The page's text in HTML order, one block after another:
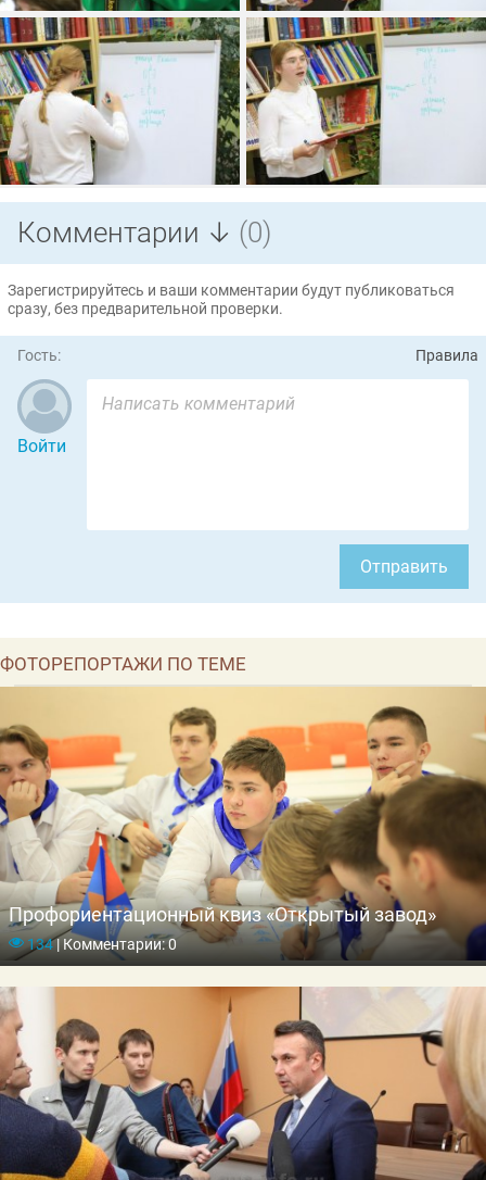
Комментарии ↓ (0)
Зарегистрируйтесь и ваши комментарии будут публиковаться
сразу, без предварительной проверки.
Гость: Правила
Войти
Отправить
ФОТОРЕПОРТАЖИ ПО ТЕМЕ
Профориентационный квиз «Открытый завод»
134|Комментарии: 0